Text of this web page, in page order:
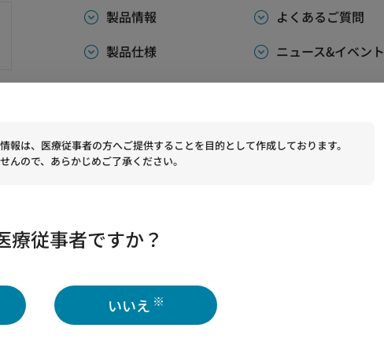
製品情報
よくあるご質問
製品仕様
ニュース&イベント
製品情報
は、医療従事者の方へご提供することを目的として作成しております。
ので、あらかじめご了承ください。
療従事者ですか？
いいえ ※